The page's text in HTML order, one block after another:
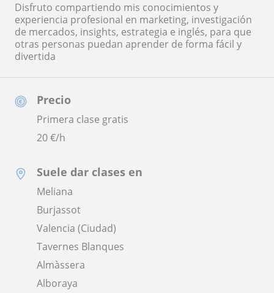
Precio
Primera clase gratis
20€/h
Suele dar clases en
Meliana
Burjassot
Valencia (Ciudad)
Tavernes Blanques
Almàssera
Alboraya
Disfruto compartiendo mis conocimientos y
experiencia profesional en marketing, investigación
de mercados, insights, estrategia e inglés, para que
otras personas puedan aprender de forma fácil y
divertida